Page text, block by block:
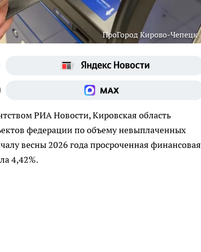
ПроГород Кирово-Чепецк
РИА Новости, Кировская область
федерации по объему невыплаченных
весны 2026 года просроченная финансовая
4,42%.